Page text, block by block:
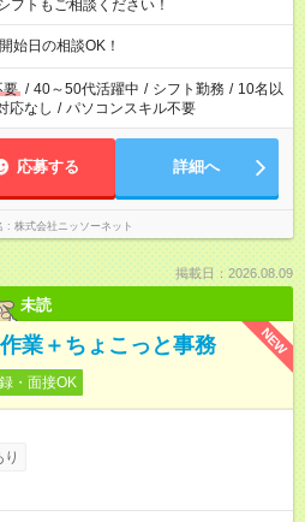
フトもご相談ください！
始日の相談OK！
要 / 40～50代活躍中 / シフト勤務 / 10名以
応なし / パソコンスキル不要
応募する 詳細へ
株式会社ニッソーネット
掲載日：2026.08.09
未読
NEW
業＋ちょこっと事務
・面接OK